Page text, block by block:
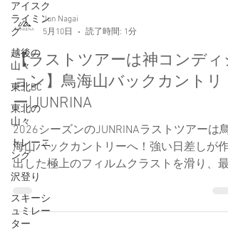
アイスク
ライミン
グ
越後の
山々
東北BC
東北の
山々
トレーニ
ング
沢登り
スキーシ
ュミレー
ター
Jun Nagai
5月10日
読了時間: 1分
【ラストツアーは神コンディ
ョン】鳥海山バックカントリ
ー|JUNRINA
2026シーズンのJUNRINAラストツアーは鳥
海山バックカントリーへ！強い日差しが作
出した極上のフィルムクラストを滑り、最
のコンディションでシーズンを締めくくり